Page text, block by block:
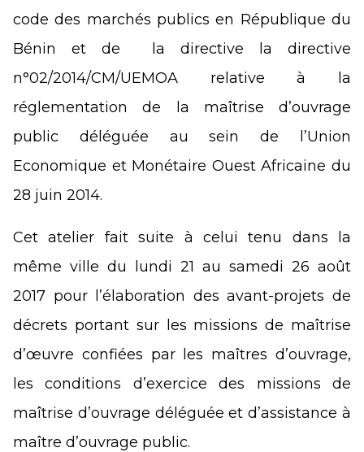
code des marchés publics en République du
Bénin et de la directive la directive
n°02/2014/CM/UEMOA relative à la
réglementation de la maîtrise d’ouvrage
public déléguée au sein de l’Union
Economique et Monétaire Ouest Africaine du
28 juin 2014.
Cet atelier fait suite à celui tenu dans la
même ville du lundi 21 au samedi 26 août
2017 pour l’élaboration des avant-projets de
décrets portant sur les missions de maîtrise
d’œuvre confiées par les maîtres d’ouvrage,
les conditions d’exercice des missions de
maîtrise d’ouvrage déléguée et d’assistance à
maître d’ouvrage public.